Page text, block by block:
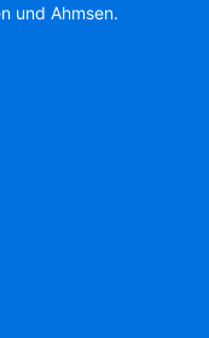
und Ahmsen.